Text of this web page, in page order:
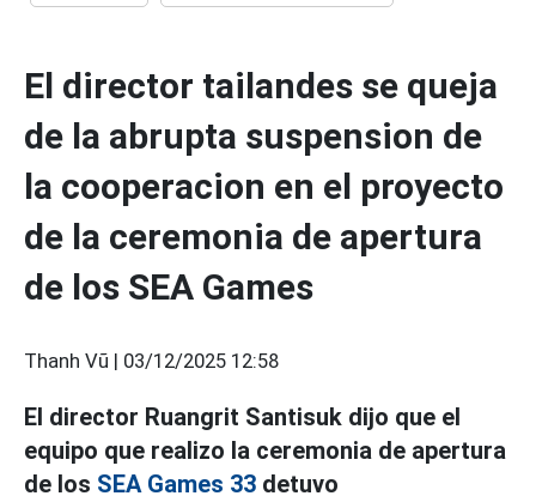
El director tailandes se queja
de la abrupta suspension de
la cooperacion en el proyecto
de la ceremonia de apertura
de los SEA Games
Thanh Vũ | 03/12/2025 12:58
El director Ruangrit Santisuk dijo que el
equipo que realizo la ceremonia de apertura
de los SEA Games 33 detuvo